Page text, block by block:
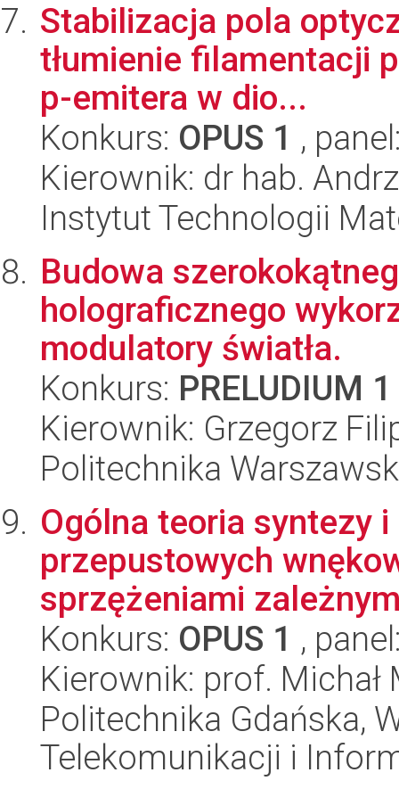
Stabilizacja pola
tłumienie filamentacji
p-emitera w dio...
Konkurs: OPUS 1 ,
Kierownik: dr hab.
Instytut Technologii
Budowa
holograficznego
modulatory światła.
Konkurs: PRELUDIUM 1
Kierownik: Grzegorz
Politechnika
Ogólna teoria syntezy
przepustowych
sprzężeniami
Konkurs: OPUS 1 ,
Kierownik: prof. Michał
Politechnika Gdańska,
Telekomunikacji i